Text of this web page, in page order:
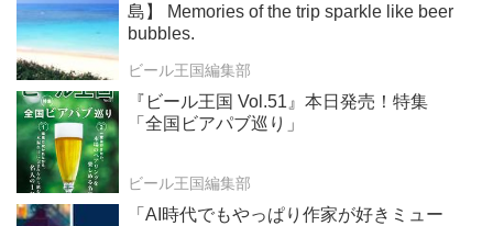
島】 Memories of the trip sparkle like beer
bubbles.
ビール王国編集部
『ビール王国 Vol.51』本日発売！特集
「全国ビアパブ巡り」
ビール王国編集部
「AI時代でもやっぱり作家が好きミュー